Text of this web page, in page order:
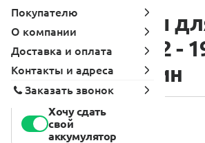
Аккумуляторы
Carina A60 1982 -
(100 л.с.), бензин
Хочу сдать
свой
аккумулятор
Покупателю
О компании
Доставка и оплата
Контакты и адреса
Заказать звонок